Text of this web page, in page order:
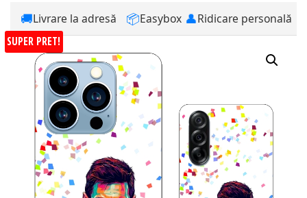
🚚Livrare la adresă 📦Easybox 👤Ridicare personală
SUPER PRET!